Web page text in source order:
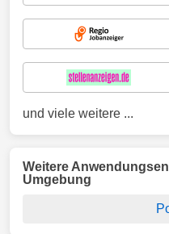
und viele weitere ...
Weitere
Umgebung